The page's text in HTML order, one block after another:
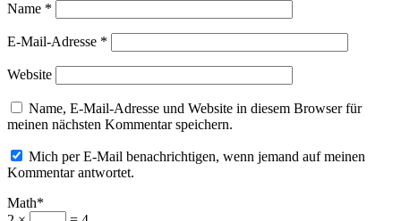
Name *
E-Mail-Adresse *
Website
Name, E-Mail-Adresse und Website in diesem Browser für
meinen nächsten Kommentar speichern.
Mich per E-Mail benachrichtigen, wenn jemand auf meinen
Kommentar antwortet.
Math*